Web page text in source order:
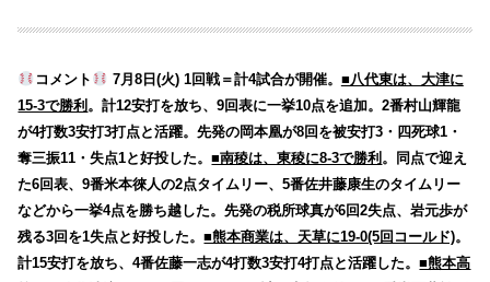
コメント 7月8日(火) 1回戦＝計4試合が開催。 ■八代東は、大津に
15-3で勝利 。計12安打を放ち、9回表に一挙10点を追加。2番村山輝龍
が4打数3安打3打点と活躍。先発の岡本凰が8回を被安打3・四死球1・
奪三振11・失点1と好投した。■南稜は、東稜に8-3で勝利 。同点で迎え
た6回表、9番米本徠人の2点タイムリー、5番佐井藤康生のタイムリー
などから一挙4点を勝ち越した。先発の税所球真が6回2失点、岩元歩が
残る3回を1失点と好投した。■熊本商業は、天草に19-0(5回コールド)。
計15安打を放ち、4番佐藤一志が4打数3安打4打点と活躍した。■熊本高